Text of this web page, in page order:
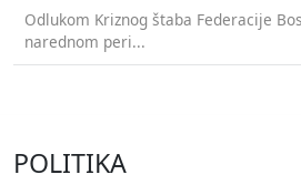
Odlukom Kriznog štaba Federacije
narednom peri...
POLITIKA